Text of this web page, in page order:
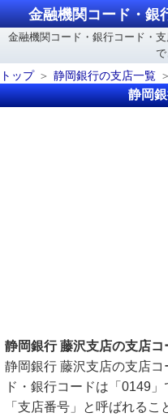
金融機関コード・銀
金融機関コード・銀行コード・
で
トップ
静岡銀行の支店一覧
静岡
静岡銀行 藤沢支店の支店
静岡銀行 藤沢支店の支店
ド・銀行コードは「0149
「支店番号」と呼ばれる